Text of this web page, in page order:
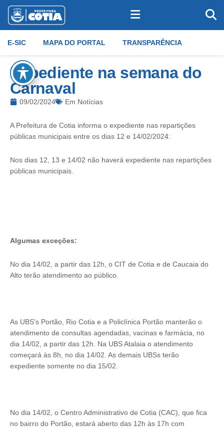
E-SIC MAPA DO PORTAL TRANSPARÊNCIA
Expediente na semana do
Carnaval
09/02/2024 Em Notícias
A Prefeitura de Cotia informa o expediente nas repartições
públicas municipais entre os dias 12 e 14/02/2024:
Nos dias 12, 13 e 14/02 não haverá expediente nas repartições
públicas municipais.
Algumas exceções:
No dia 14/02, a partir das 12h, o CIT de Cotia e de Caucaia do
Alto terão atendimento ao público.
As UBS’s Portão, Rio Cotia e a Policlínica Portão manterão o
atendimento de consultas agendadas, vacinas e farmácia, no
dia 14/02, a partir das 12h. Na UBS Atalaia o atendimento
começará às 8h, no dia 14/02. As demais UBSs terão
expediente somente no dia 15/02.
No dia 14/02, o Centro Administrativo de Cotia (CAC), que fica
no bairro do Portão, estará aberto das 12h às 17h com